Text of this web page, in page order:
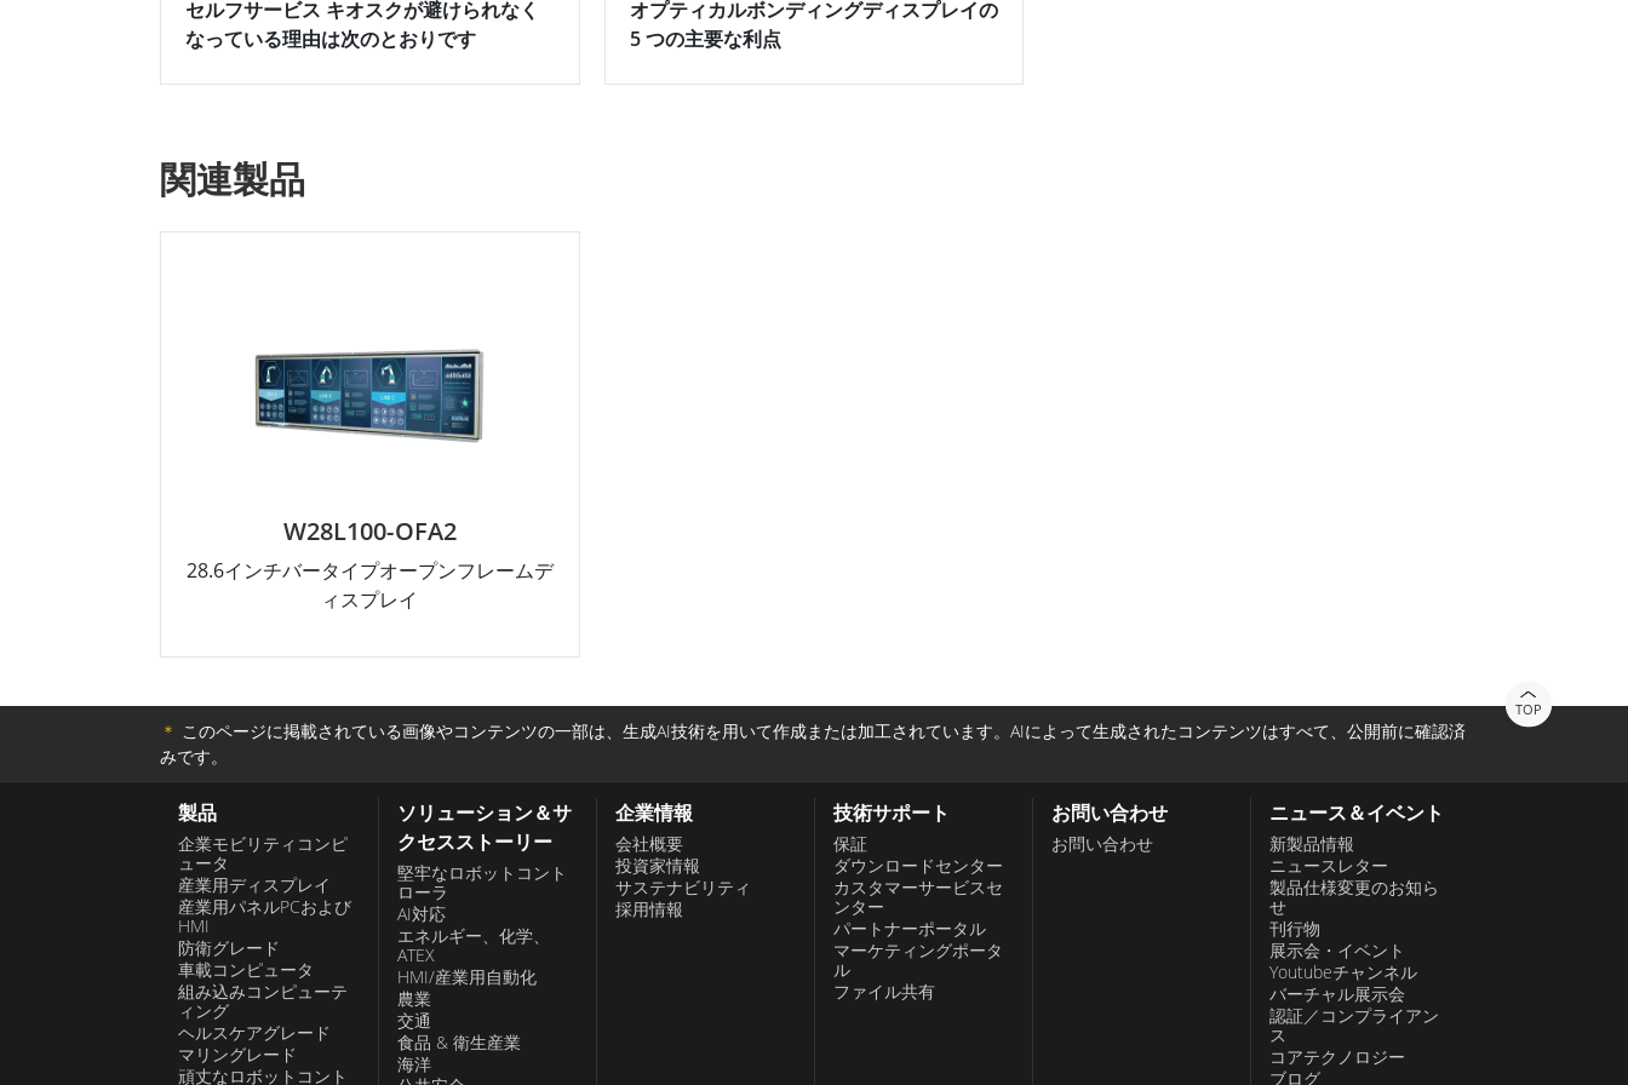
セルフサービス キオスクが避けられなく
なっている理由は次のとおりです
オプティカルボンディングディスプレイの
5 つの主要な利点
関連製品
W28L100-OFA2
28.6インチバータイプオープンフレームデ
ィスプレイ
TOP
＊ このページに掲載されている画像やコンテンツの一部は、生成AI技術を用いて作成または加工されています。AIによって生成されたコンテンツはすべて、公開前に確認済
みです。
製品
企業モビリティコンピ
ュータ
産業用ディスプレイ
産業用パネルPCおよび
HMI
防衛グレード
車載コンピュータ
組み込みコンピューテ
ィング
ヘルスケアグレード
マリングレード
頑丈なロボットコント
ソリューション＆サ
クセスストーリー
堅牢なロボットコント
ローラ
AI対応
エネルギー、化学、
ATEX
HMI/産業用自動化
農業
交通
食品 & 衛生産業
海洋
企業情報
会社概要
投資家情報
サステナビリティ
採用情報
技術サポート
保証
ダウンロードセンター
カスタマーサービスセ
ンター
パートナーポータル
マーケティングポータ
ル
ファイル共有
お問い合わせ
お問い合わせ
ニュース＆イベント
新製品情報
ニュースレター
製品仕様変更のお知ら
せ
刊行物
展示会・イベント
Youtubeチャンネル
バーチャル展示会
認証／コンプライアン
ス
コアテクノロジー
ブログ